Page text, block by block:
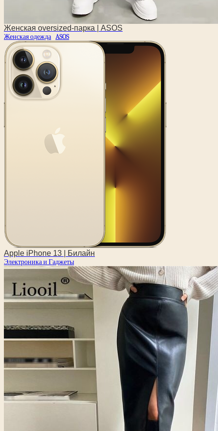
Женская oversized-парка | ASOS
Женская одежда ASOS
Apple iPhone 13 | Билайн
Электроника и Гаджеты